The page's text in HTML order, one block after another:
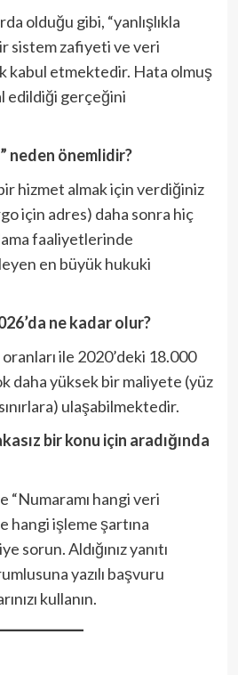
olduğu gibi, “yanlışlıkla
sistem zafiyeti ve veri
kabul etmektedir. Hata olmuş
edildiği gerçeğini
neden önemlidir?
hizmet almak için verdiğiniz
için adres) daha sonra hiç
faaliyetlerinde
en büyük hukuki
ne kadar olur?
ile 2020’deki 18.000
daha yüksek bir maliyete (yüz
ulaşabilmektedir.
bir konu için aradığında
“Numaramı hangi veri
hangi işleme şartına
sorun. Aldığınız yanıtı
yazılı başvuru
kullanın.